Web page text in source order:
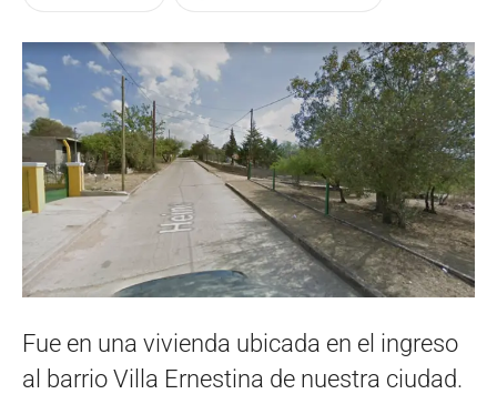
Fue en una vivienda ubicada en el ingreso
al barrio Villa Ernestina de nuestra ciudad.